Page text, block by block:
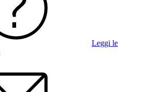
Leggi le